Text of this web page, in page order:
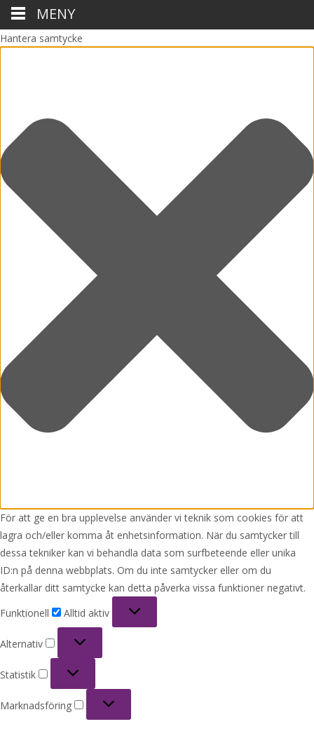
Hantera samtycke
För att ge en bra upplevelse använder vi teknik som cookies för att
lagra och/eller komma åt enhetsinformation. När du samtycker till
dessa tekniker kan vi behandla data som surfbeteende eller unika
ID:n på denna webbplats. Om du inte samtycker eller om du
återkallar ditt samtycke kan detta påverka vissa funktioner negativt.
Funktionell
Alltid aktiv
Alternativ
Statistik
Marknadsföring
MENY